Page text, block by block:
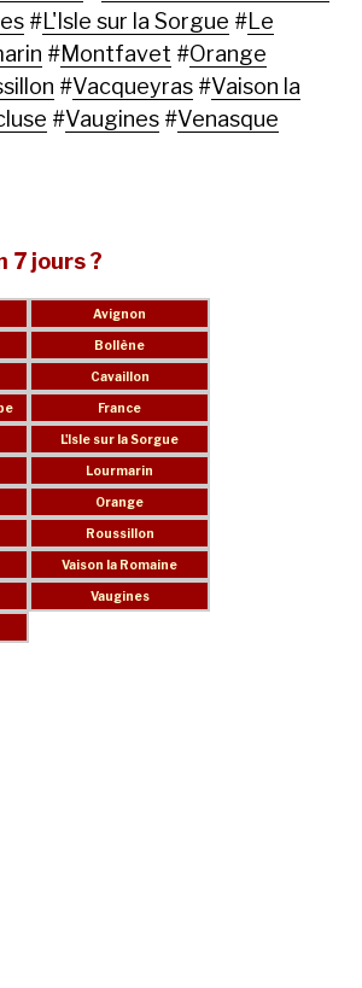
#L'Isle sur la Sorgue #Le
#Montfavet #Orange
#Vacqueyras #Vaison la
#Vaugines #Venasque
7 jours ?